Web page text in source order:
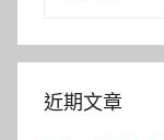
近期文章